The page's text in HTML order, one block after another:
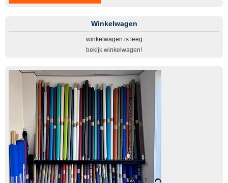
Winkelwagen
winkelwagen is leeg
bekijk winkelwagen!